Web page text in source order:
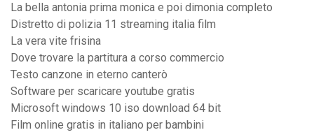
La bella antonia prima monica e poi dimonia completo
Distretto di polizia 11 streaming italia film
La vera vite frisina
Dove trovare la partitura a corso commercio
Testo canzone in eterno canterò
Software per scaricare youtube gratis
Microsoft windows 10 iso download 64 bit
Film online gratis in italiano per bambini